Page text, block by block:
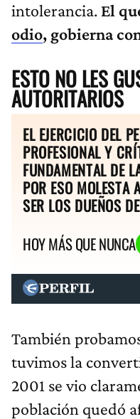
intolerancia. El
odio, gobierna
ESTO NO LES
AUTORITARIOS
EL EJERCICIO DEL
PROFESIONAL Y
FUNDAMENTAL DE
POR ESO MOLESTA
SER LOS DUEÑOS
HOY MÁS QUE NUNCA
También
tuvimos la
2001 se vio
población quedó